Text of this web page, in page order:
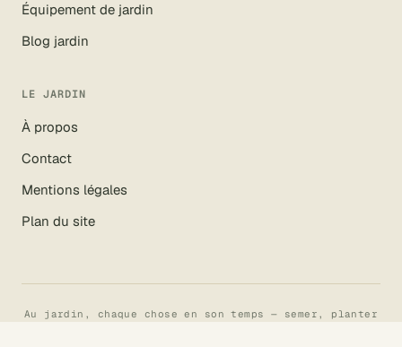
Équipement de jardin
Blog jardin
LE JARDIN
À propos
Contact
Mentions légales
Plan du site
Au jardin, chaque chose en son temps — semer, planter